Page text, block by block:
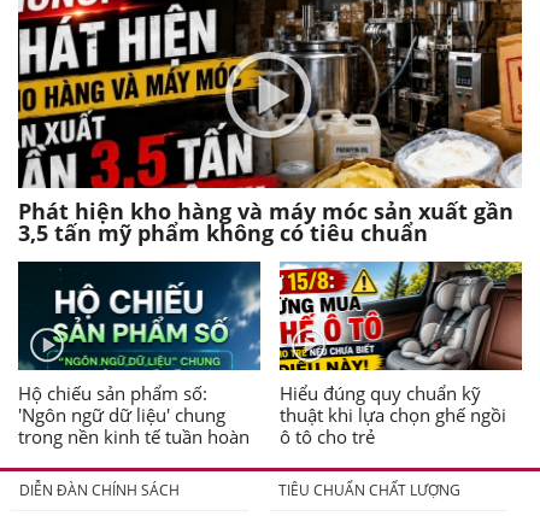
Phát hiện kho hàng và máy móc sản xuất gần
3,5 tấn mỹ phẩm không có tiêu chuẩn
Hộ chiếu sản phẩm số:
'Ngôn ngữ dữ liệu' chung
trong nền kinh tế tuần hoàn
Hiểu đúng quy chuẩn kỹ
thuật khi lựa chọn ghế ngồi
ô tô cho trẻ
DIỄN ĐÀN CHÍNH SÁCH TIÊU CHUẨN CHẤT LƯỢNG